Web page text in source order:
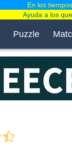
Puzzle
En los
Ayuda a los